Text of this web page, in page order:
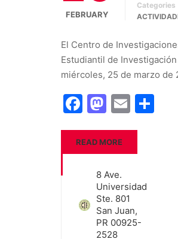
FEBRUARY
Categories
El Centro de
Estudiantil de
miércoles, 25 de marzo
Facebook
Email
READ MORE
8 Ave.
Universidad
Ste. 801
San Juan,
PR 00925-
2528